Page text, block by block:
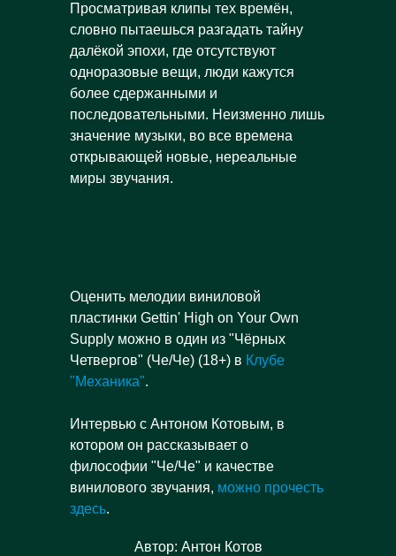
Просматривая клипы тех времён,
словно пытаешься разгадать тайну
далёкой эпохи, где отсутствуют
одноразовые вещи, люди кажутся
более сдержанными и
последовательными. Неизменно лишь
значение музыки, во все времена
открывающей новые, нереальные
миры звучания.
Оценить мелодии виниловой
пластинки Gettin' High on Your Own
Supply можно в один из "Чёрных
Четвергов" (Че/Че) (18+) в Клубе
"Механика".
Интервью с Антоном Котовым, в
котором он рассказывает о
философии "Че/Че" и качестве
винилового звучания, можно прочесть
здесь.
Автор: Антон Котов